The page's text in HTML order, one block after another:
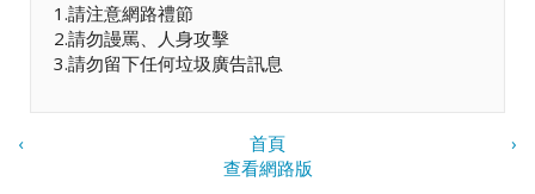
1.請注意網路禮節
2.請勿謾罵、人身攻擊
3.請勿留下任何垃圾廣告訊息
‹ ›
首頁
查看網路版